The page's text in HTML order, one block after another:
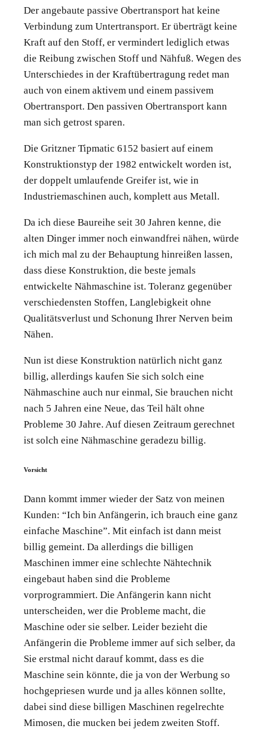
Der angebaute passive Obertransport hat keine
Verbindung zum Untertransport. Er überträgt keine
Kraft auf den Stoff, er vermindert lediglich etwas
die Reibung zwischen Stoff und Nähfuß. Wegen des
Unterschiedes in der Kraftübertragung redet man
auch von einem aktivem und einem passivem
Obertransport. Den passiven Obertransport kann
man sich getrost sparen.
Die Gritzner Tipmatic 6152 basiert auf einem
Konstruktionstyp der 1982 entwickelt worden ist,
der doppelt umlaufende Greifer ist, wie in
Industriemaschinen auch, komplett aus Metall.
Da ich diese Baureihe seit 30 Jahren kenne, die
alten Dinger immer noch einwandfrei nähen, würde
ich mich mal zu der Behauptung hinreißen lassen,
dass diese Konstruktion, die beste jemals
entwickelte Nähmaschine ist. Toleranz gegenüber
verschiedensten Stoffen, Langlebigkeit ohne
Qualitätsverlust und Schonung Ihrer Nerven beim
Nähen.
Nun ist diese Konstruktion natürlich nicht ganz
billig, allerdings kaufen Sie sich solch eine
Nähmaschine auch nur einmal, Sie brauchen nicht
nach 5 Jahren eine Neue, das Teil hält ohne
Probleme 30 Jahre. Auf diesen Zeitraum gerechnet
ist solch eine Nähmaschine geradezu billig.
Vorsicht
Dann kommt immer wieder der Satz von meinen
Kunden: “Ich bin Anfängerin, ich brauch eine ganz
einfache Maschine”. Mit einfach ist dann meist
billig gemeint. Da allerdings die billigen
Maschinen immer eine schlechte Nähtechnik
eingebaut haben sind die Probleme
vorprogrammiert. Die Anfängerin kann nicht
unterscheiden, wer die Probleme macht, die
Maschine oder sie selber. Leider bezieht die
Anfängerin die Probleme immer auf sich selber, da
Sie erstmal nicht darauf kommt, dass es die
Maschine sein könnte, die ja von der Werbung so
hochgepriesen wurde und ja alles können sollte,
dabei sind diese billigen Maschinen regelrechte
Mimosen, die mucken bei jedem zweiten Stoff.